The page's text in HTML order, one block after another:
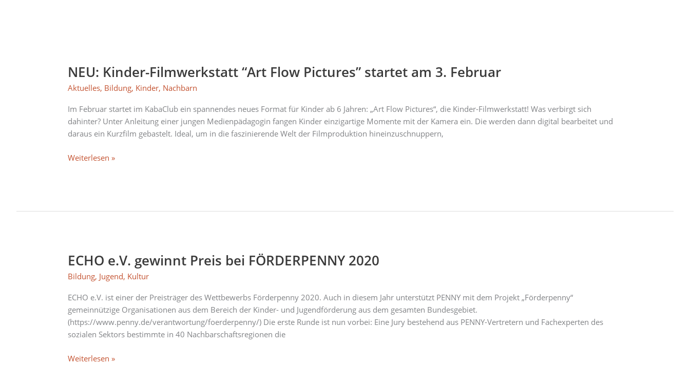
NEU: Kinder-Filmwerkstatt “Art Flow Pictures” startet am 3. Februar
Aktuelles, Bildung, Kinder, Nachbarn
Im Februar startet im KabaClub ein spannendes neues Format für Kinder ab 6 Jahren: „Art Flow Pictures“, die Kinder-Filmwerkstatt! Was verbirgt sich
dahinter? Unter Anleitung einer jungen Medienpädagogin fangen Kinder einzigartige Momente mit der Kamera ein. Die werden dann digital bearbeitet und
daraus ein Kurzfilm gebastelt. Ideal, um in die faszinierende Welt der Filmproduktion hineinzuschnuppern,
Filmwerkstatt
“Art
Pictures”
startet
am
Februar
Weiterlesen »
ECHO e.V. gewinnt Preis bei FÖRDERPENNY 2020
Bildung, Jugend, Kultur
ECHO e.V. ist einer der Preisträger des Wettbewerbs Förderpenny 2020. Auch in diesem Jahr unterstützt PENNY mit dem Projekt „Förderpenny“
gemeinnützige Organisationen aus dem Bereich der Kinder- und Jugendförderung aus dem gesamten Bundesgebiet.
(https://www.penny.de/verantwortung/foerderpenny/) Die erste Runde ist nun vorbei: Eine Jury bestehend aus PENNY-Vertretern und Fachexperten des
sozialen Sektors bestimmte in 40 Nachbarschaftsregionen die
ECHO
e.V.
gewinnt
Preis
bei
FÖRDERPENNY
2020
Weiterlesen »